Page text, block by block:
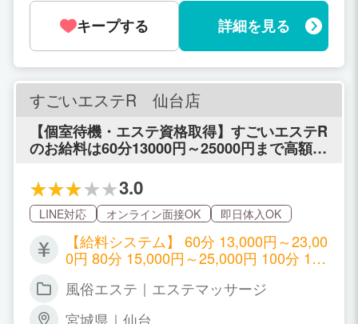
無理ですが３〜５時間だけの短時間も可
能 朝出勤して夜にまた出勤など、中抜け
勤務も可能 ご自身のライフスタイルに合
わせて、ご希望の時間帯にご希望の時間
数で勤務ができます。
キープする 詳細を見る
すごいエステR 仙台店
【個室待機・エステ資格取得】すごいエステR
のお給料は60分13000円～25000円まで高額バ
の方でもしっかり稼げる環境を約束します。
3.0
LINE対応 オンライン面接OK 即日体入OK
【給料システム】 60分 13,000円～23,00
0円 80分 15,000円～25,000円 100分 17,
円） (+本指名料2,000円) 特別指名料100
風俗エステ｜エステマッサージ
宮城県｜仙台